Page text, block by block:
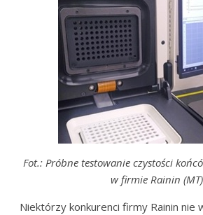
Fot.: Próbne testowanie czystości
w firmie Rainin (MT)
Niektórzy konkurenci firmy Rainin nie